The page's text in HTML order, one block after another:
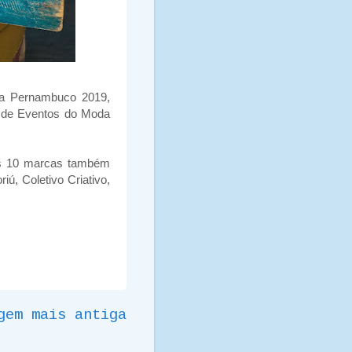
Pernambuco 2019,
Eventos do Moda
10 marcas também
Coletivo Criativo,
mais antiga